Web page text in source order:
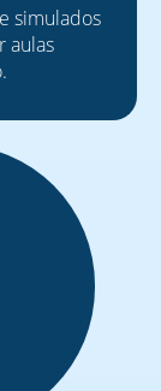
simulados
aulas